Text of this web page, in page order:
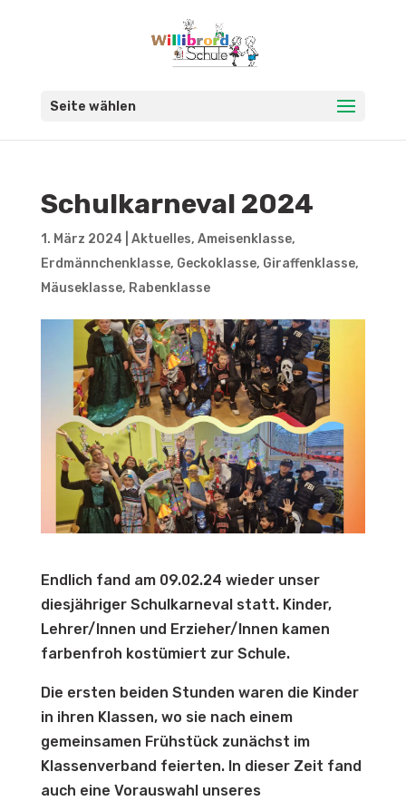
Seite wählen
Schulkarneval 2024
1. März 2024 Aktuelles, Ameisenklasse,
Erdmännchenklasse, Geckoklasse, Giraffenklasse,
Mäuseklasse, Rabenklasse
Endlich fand am 09.02.24 wieder unser
diesjähriger Schulkarneval statt. Kinder,
Lehrer/Innen und Erzieher/Innen kamen
farbenfroh kostümiert zur Schule.
Die ersten beiden Stunden waren die Kinder
in ihren Klassen, wo sie nach einem
gemeinsamen Frühstück zunächst im
Klassenverband feierten. In dieser Zeit fand
auch eine Vorauswahl unseres